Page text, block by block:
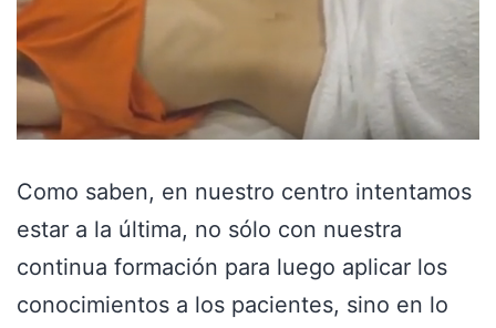
Como saben, en nuestro centro intentamos
estar a la última, no sólo con nuestra
continua formación para luego aplicar los
conocimientos a los pacientes, sino en lo